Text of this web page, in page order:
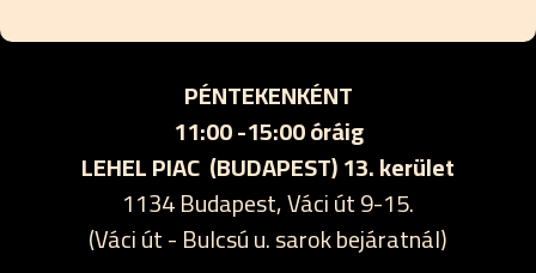
PÉNTEKENKÉNT
11:00 -15:00 óráig
LEHEL PIAC (BUDAPEST) 13. kerület
1134 Budapest, Váci út 9-15.
(Váci út - Bulcsú u. sarok bejáratnál)